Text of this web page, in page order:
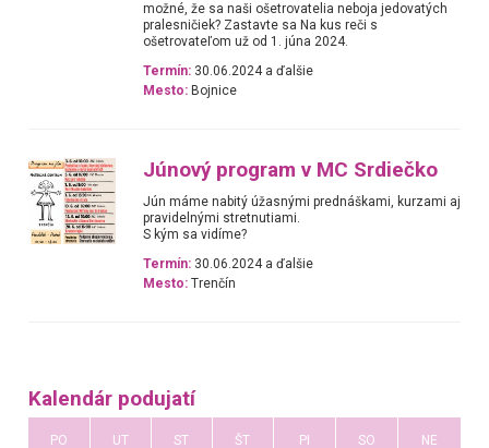
možné, že sa naši ošetrovatelia neboja jedovatých
pralesničiek? Zastavte sa Na kus reči s
ošetrovateľom už od 1. júna 2024.
Termín: 30.06.2024 a ďalšie
Mesto: Bojnice
Júnový program v MC Srdiečko
Jún máme nabitý úžasnými prednáškami, kurzami aj
pravidelnými stretnutiami.
S kým sa vidíme?
Termín: 30.06.2024 a ďalšie
Mesto: Trenčín
Kalendár podujatí
PO UT ST ŠT PI SO NE